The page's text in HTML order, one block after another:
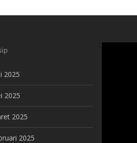
2025
2025
2025
2025